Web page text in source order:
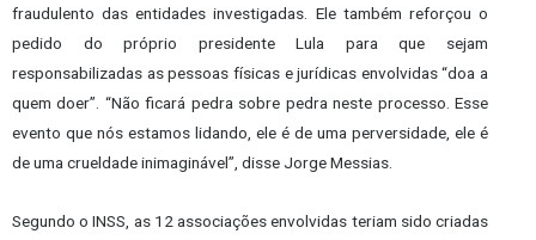
fraudulento das entidades investigadas. Ele também reforçou o
pedido do próprio presidente Lula para que sejam
responsabilizadas as pessoas físicas e jurídicas envolvidas “doa a
quem doer”. “Não ficará pedra sobre pedra neste processo. Esse
evento que nós estamos lidando, ele é de uma perversidade, ele é
de uma crueldade inimaginável”, disse Jorge Messias.
Segundo o INSS, as 12 associações envolvidas teriam sido criadas